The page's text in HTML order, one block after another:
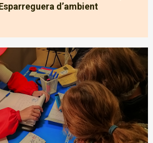
d’ambient